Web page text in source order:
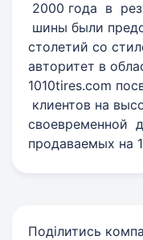
2000 года в
шины были
столетий со
авторитет в
1010tires.com
клиентов на
своевременной
продаваемых на
Поділитись